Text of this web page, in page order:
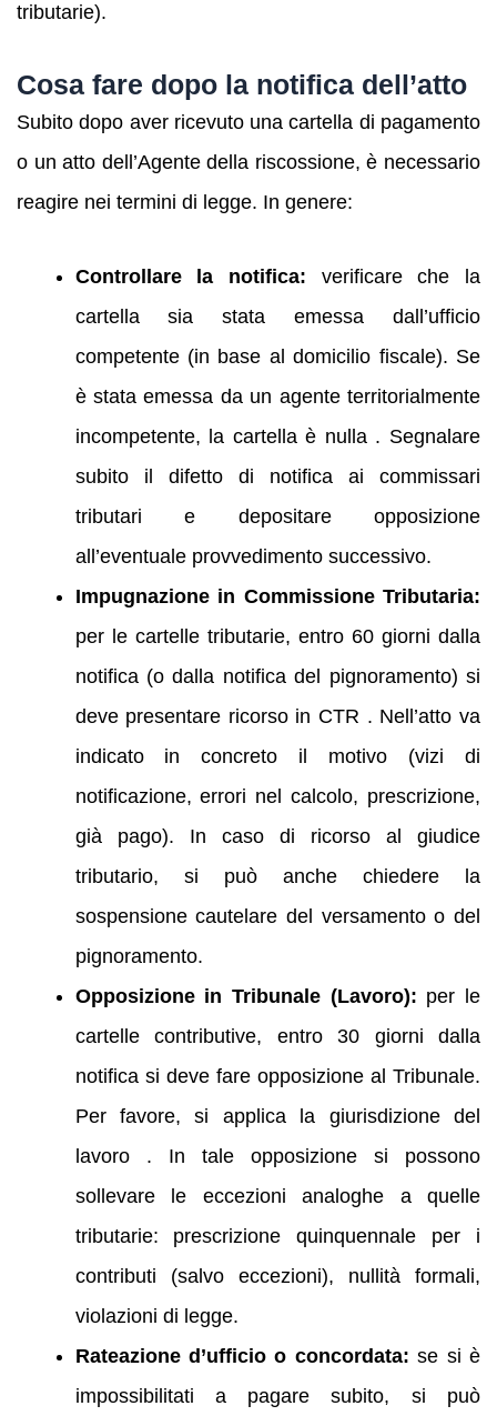
tributarie).
Cosa fare dopo la notifica dell’atto
Subito dopo aver ricevuto una cartella di pagamento
o un atto dell’Agente della riscossione, è necessario
reagire nei termini di legge. In genere:
Controllare la notifica: verificare che la
cartella sia stata emessa dall’ufficio
competente (in base al domicilio fiscale). Se
è stata emessa da un agente territorialmente
incompetente, la cartella è nulla . Segnalare
subito il difetto di notifica ai commissari
tributari e depositare opposizione
all’eventuale provvedimento successivo.
Impugnazione in Commissione Tributaria:
per le cartelle tributarie, entro 60 giorni dalla
notifica (o dalla notifica del pignoramento) si
deve presentare ricorso in CTR . Nell’atto va
indicato in concreto il motivo (vizi di
notificazione, errori nel calcolo, prescrizione,
già pago). In caso di ricorso al giudice
tributario, si può anche chiedere la
sospensione cautelare del versamento o del
pignoramento.
Opposizione in Tribunale (Lavoro): per le
cartelle contributive, entro 30 giorni dalla
notifica si deve fare opposizione al Tribunale.
Per favore, si applica la giurisdizione del
lavoro . In tale opposizione si possono
sollevare le eccezioni analoghe a quelle
tributarie: prescrizione quinquennale per i
contributi (salvo eccezioni), nullità formali,
violazioni di legge.
Rateazione d’ufficio o concordata: se si è
impossibilitati a pagare subito, si può